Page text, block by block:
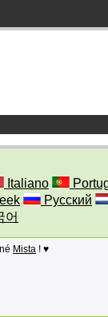
Italiano
Русский
어
Mista ! ♥